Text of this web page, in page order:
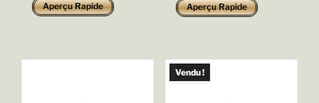
Aperçu Rapide Aperçu Rapide
Vendu !